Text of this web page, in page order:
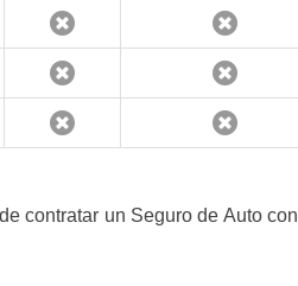
contratar un Seguro de Auto